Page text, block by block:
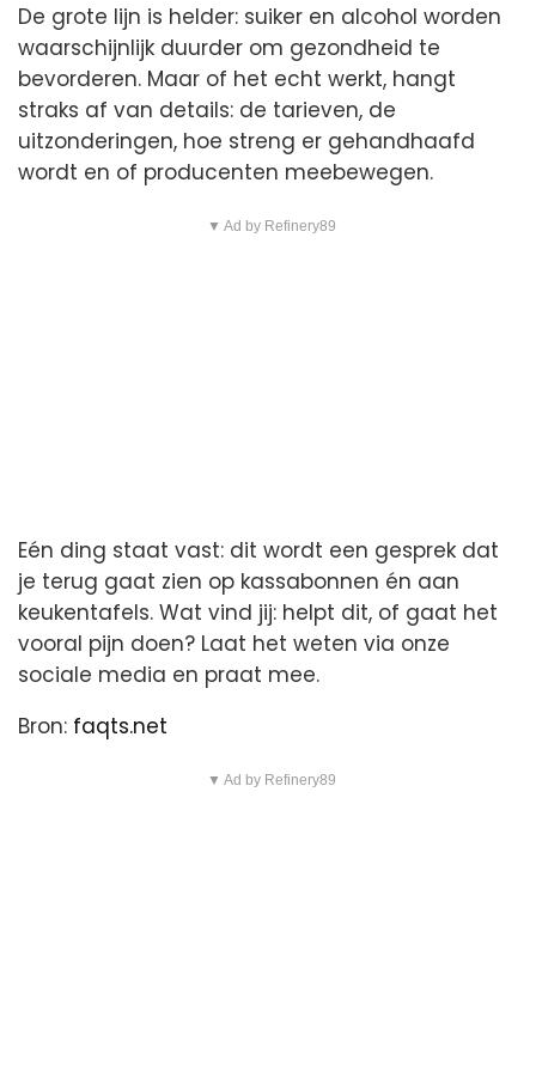
De grote lijn is helder: suiker en alcohol worden
waarschijnlijk duurder om gezondheid te
bevorderen. Maar of het echt werkt, hangt
straks af van details: de tarieven, de
uitzonderingen, hoe streng er gehandhaafd
wordt en of producenten meebewegen.
▼ Ad by Refinery89
Eén ding staat vast: dit wordt een gesprek dat
je terug gaat zien op kassabonnen én aan
keukentafels. Wat vind jij: helpt dit, of gaat het
vooral pijn doen? Laat het weten via onze
sociale media en praat mee.
Bron: faqts.net
▼ Ad by Refinery89